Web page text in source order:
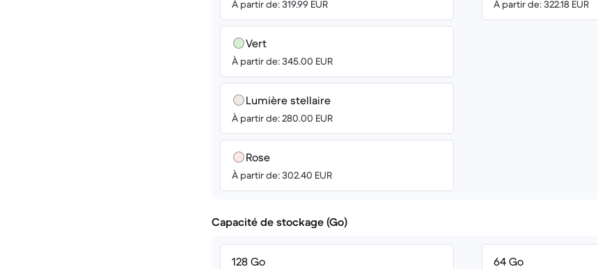
À partir de: 319.99 EUR
Vert
À partir de: 345.00 EUR
Lumière stellaire
À partir de: 280.00 EUR
Rose
À partir de: 302.40 EUR
À partir de: 322.18 EUR
Capacité de stockage (Go)
128 Go 64 Go